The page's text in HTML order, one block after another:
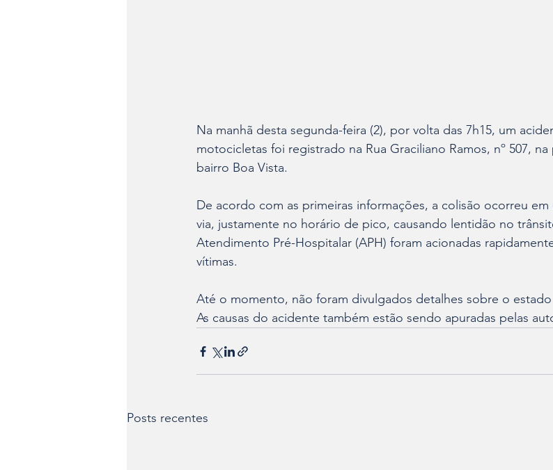
Na manhã desta segunda-feira (2), por volta das 7h15, um
motocicletas foi registrado na Rua Graciliano Ramos, nº 507,
bairro Boa Vista.
De acordo com as primeiras informações, a colisão ocorreu
via, justamente no horário de pico, causando lentidão no
Atendimento Pré-Hospitalar (APH) foram acionadas
vítimas.
Até o momento, não foram divulgados detalhes sobre o
As causas do acidente também estão sendo apuradas pelas
Posts recentes